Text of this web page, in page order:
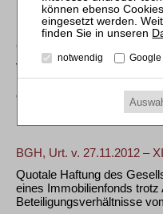
ZfIR 2011, 542
OLG München, Beschl. v.
Vorlage des
nach dem Tod eines
eingetragenen
BGH, Urt. v. 27.11.2012 –
Quotale Haftung des
eines Immobilienfonds
Beteiligungsverhältnisse
notwendig